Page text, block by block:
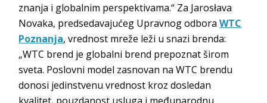
znanja i globalnim perspektivama.“ Za Jarosłava
Novaka, predsedavajućeg Upravnog odboraWTC
Poznanja, vrednost mreže leži u snazi brenda:
„WTC brend je globalni brend prepoznat širom
sveta. Poslovni model zasnovan na WTC brendu
donosi jedinstvenu vrednost kroz dosledan